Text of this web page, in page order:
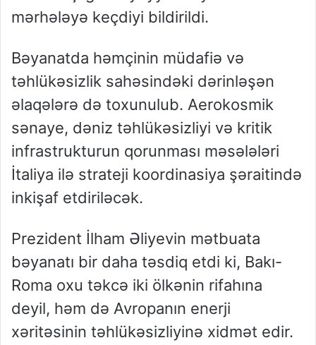
mərhələyə keçdiyi bildirildi.
Bəyanatda həmçinin müdafiə və
təhlükəsizlik sahəsindəki dərinləşən
əlaqələrə də toxunulub. Aerokosmik
sənaye, dəniz təhlükəsizliyi və kritik
infrastrukturun qorunması məsələləri
İtaliya ilə strateji koordinasiya şəraitində
inkişaf etdiriləcək.
Prezident İlham Əliyevin mətbuata
bəyanatı bir daha təsdiq etdi ki, Bakı-
Roma oxu təkcə iki ölkənin rifahına
deyil, həm də Avropanın enerji
xəritəsinin təhlükəsizliyinə xidmət edir.